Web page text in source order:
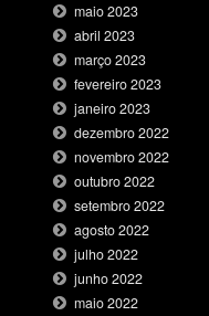
maio 2023
abril 2023
março 2023
fevereiro 2023
janeiro 2023
dezembro 2022
novembro 2022
outubro 2022
setembro 2022
agosto 2022
julho 2022
junho 2022
maio 2022